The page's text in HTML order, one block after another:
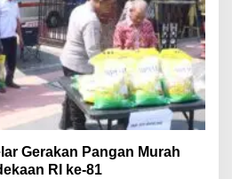
Gerakan Pangan Murah
RI ke-81